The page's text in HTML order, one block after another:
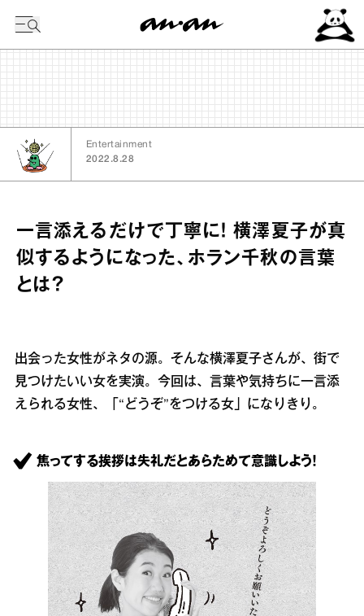
Entertainment
2022.8.28
一言添えるだけで丁寧に！ 横澤夏子が真
似するようになった、ホラン千秋の言葉
とは？
出会った女性がネタの源。そんな横澤夏子さんが、街で
見つけたいい女を実演。今回は、言葉や気持ちに一言添
えられる女性、「“どうぞ”をつける女」になりきり。
焦ってする挨拶は失礼だとあらためて意識しよう！